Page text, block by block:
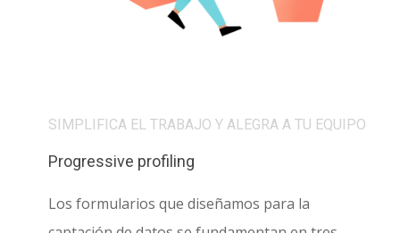
SIMPLIFICA EL TRABAJO Y ALEGRA A TU EQUIPO
Progressive profiling
Los formularios que diseñamos para la